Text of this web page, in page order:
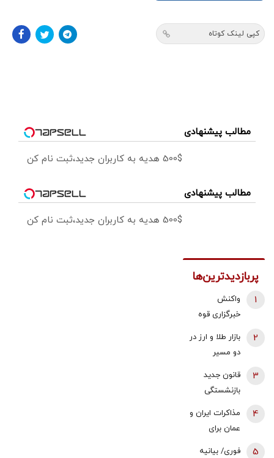
کپی لینک کوتاه
مطالب پیشنهادی
500$ هدیه به کاربران جدید،ثبت نام کن
مطالب پیشنهادی
500$ هدیه به کاربران جدید،ثبت نام کن
پربازدیدترین‌ها
واکنش
خبرگزاری قوه
شیوه ردیابی و
ترور شهید
لاریجانی
1
بازار طلا و ارز در
دو مسیر
عقب نشست،
اونس جهانی
بالا رفتند |
2
قانون جدید
بازنشستگی
کنند
3
مذاکرات ایران و
عمان برای
4
فوری/ بیانیه 5